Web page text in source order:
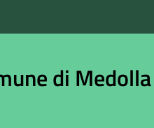
di Medolla